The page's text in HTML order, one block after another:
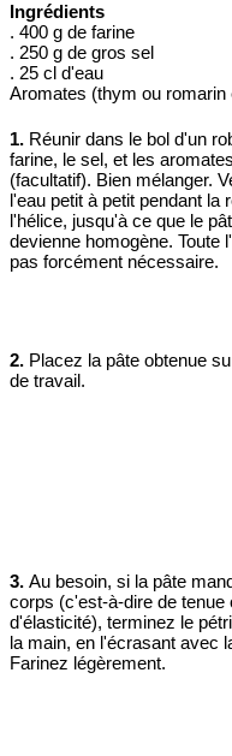
Ingrédients
. 400 g de farine
. 250 g de gros sel
. 25 cl d'eau
Aromates (thym ou romarin
1. Réunir dans le bol d'un
farine, le sel, et les
(facultatif). Bien mélanger.
l'eau petit à petit pendant la
l'hélice, jusqu'à ce que le
devienne homogène. Toute
pas forcément nécessaire.
2. Placez la pâte obtenue
de travail.
3. Au besoin, si la pâte
corps (c'est-à-dire de tenue
d'élasticité), terminez le
la main, en l'écrasant avec
Farinez légèrement.